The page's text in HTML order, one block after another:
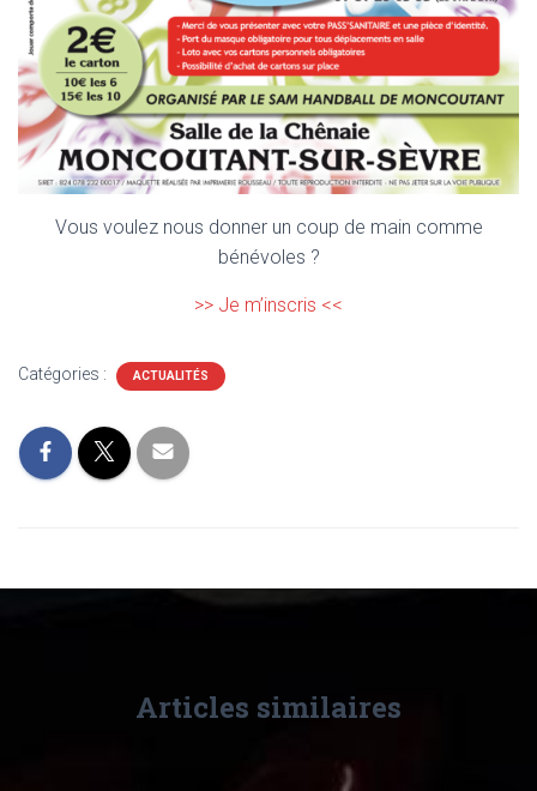
Vous voulez nous donner un coup de main comme
bénévoles ?
>> Je m’inscris <<
Catégories : ACTUALITÉS
Articles similaires